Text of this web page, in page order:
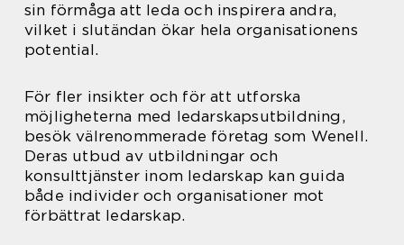
sin förmåga att leda och inspirera andra,
vilket i slutändan ökar hela organisationens
potential.
För fler insikter och för att utforska
möjligheterna med ledarskapsutbildning,
besök välrenommerade företag som Wenell.
Deras utbud av utbildningar och
konsulttjänster inom ledarskap kan guida
både individer och organisationer mot
förbättrat ledarskap.